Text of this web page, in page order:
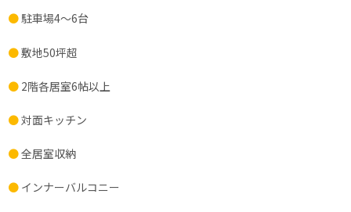
●駐車場4～6台
●敷地50坪超
● 2階各居室6帖以上
●対面キッチン
●全居室収納
● インナーバルコニー